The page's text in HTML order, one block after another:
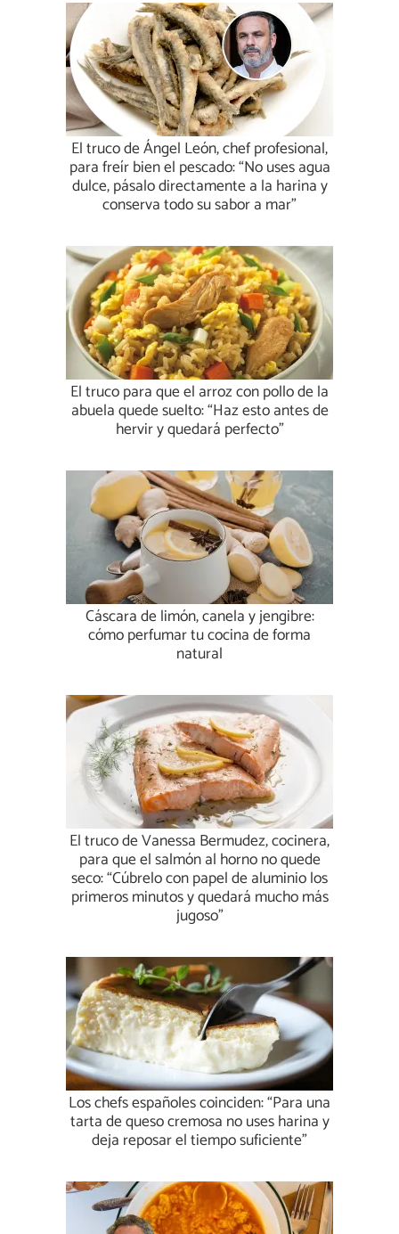
El truco de Ángel León, chef profesional,
para freír bien el pescado: “No uses agua
dulce, pásalo directamente a la harina y
conserva todo su sabor a mar”
El truco para que el arroz con pollo de la
abuela quede suelto: “Haz esto antes de
hervir y quedará perfecto”
Cáscara de limón, canela y jengibre:
cómo perfumar tu cocina de forma
natural
El truco de Vanessa Bermudez, cocinera,
para que el salmón al horno no quede
seco: “Cúbrelo con papel de aluminio los
primeros minutos y quedará mucho más
jugoso”
Los chefs españoles coinciden: “Para una
tarta de queso cremosa no uses harina y
deja reposar el tiempo suficiente”